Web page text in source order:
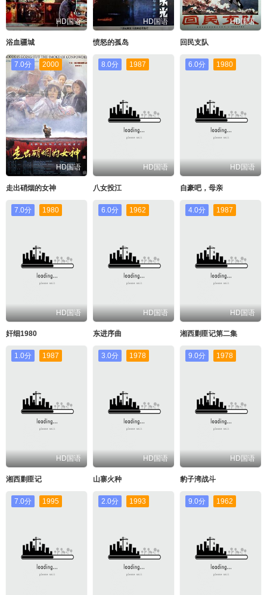
HD国语
浴血疆城
HD国语
愤怒的孤岛
HD国语
回民支队
7.0分 2000
HD国语
走出硝烟的女神
8.0分 1987
HD国语
八女投江
6.0分 1980
HD国语
自豪吧，母亲
7.0分 1980
HD国语
奸细1980
6.0分 1962
HD国语
东进序曲
4.0分 1987
HD国语
湘西剿匪记第二集
1.0分 1987
HD国语
湘西剿匪记
3.0分 1978
HD国语
山寨火种
9.0分 1978
HD国语
豹子湾战斗
7.0分 1995 2.0分 1993 9.0分 1962